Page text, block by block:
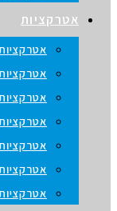
אטרקציות בישראל
אטרקציות בצפון
אטרקציות במרכז
אטרקציות לזוגות
אטרקציות ליום
אטרקציות בחיפה
אטרקציות לילדים